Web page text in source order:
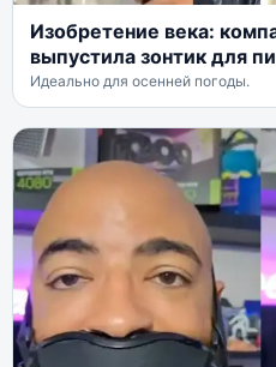
Изобретение века:
выпустила зонтик для
Идеально для осенней погоды.